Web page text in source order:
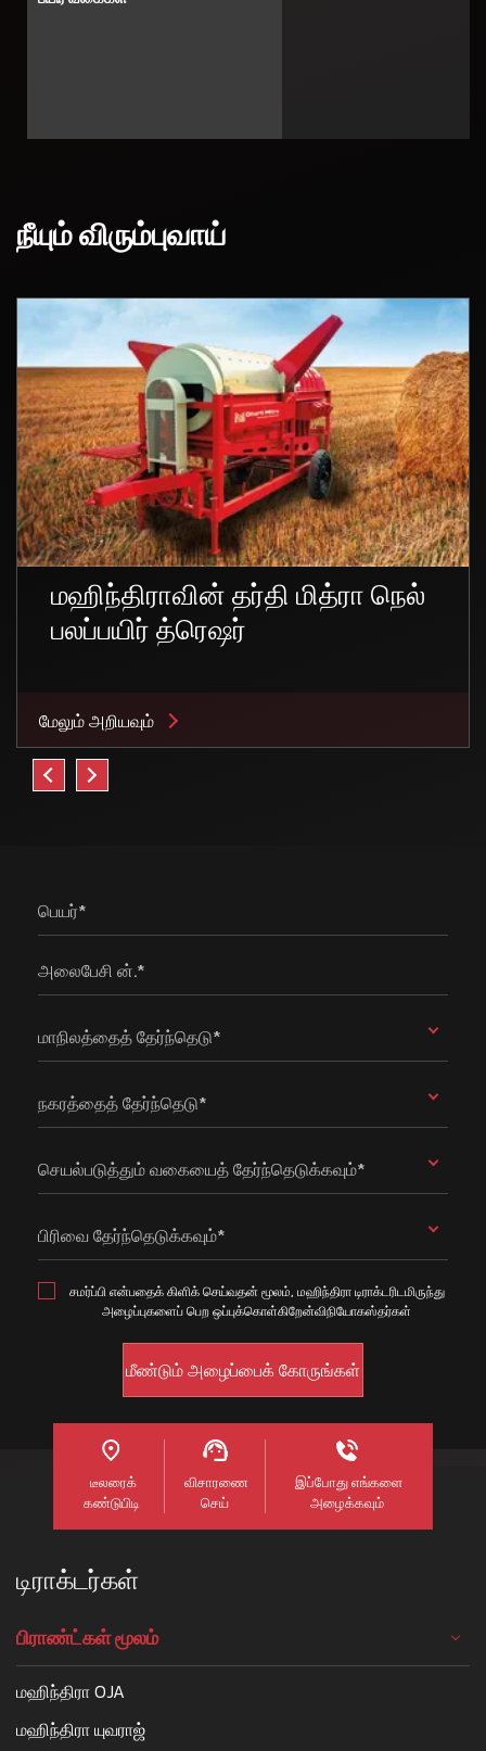
நீயும் விரும்புவாய்
மஹிந்திராவின் தர்தி மித்ரா நெல்
பலப்பயிர் த்ரெஷர்
மேலும் அறியவும்
பெயர்*
அலைபேசி ன்.*
மாநிலத்தைத் தேர்ந்தெடு*
நகரத்தைத் தேர்ந்தெடு*
செயல்படுத்தும் வகையைத் தேர்ந்தெடுக்கவும்*
பிரிவை தேர்ந்தெடுக்கவும்*
சமர்ப்பி என்பதைக் கிளிக் செய்வதன் மூலம், மஹிந்திரா டிராக்டரிடமிருந்து
அழைப்புகளைப் பெற ஒப்புக்கொள்கிறேன்விநியோகஸ்தர்கள்
டீலரைக்
கண்டுபிடி
விசாரணை
செய்
இப்போது எங்களை
அழைக்கவும்
டிராக்டர்கள்
பிராண்ட்கள் மூலம்
மஹிந்திரா OJA
மஹிந்திரா யுவராஜ்